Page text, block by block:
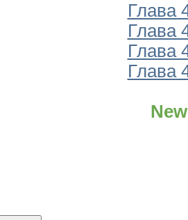
Глава
Глава
Глава
Глава